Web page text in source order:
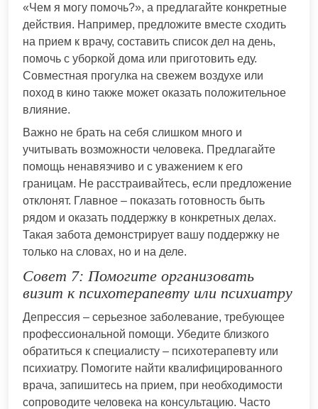
«Чем я могу помочь?», а предлагайте конкретные
действия. Например, предложите вместе сходить
на прием к врачу, составить список дел на день,
помочь с уборкой дома или приготовить еду.
Совместная прогулка на свежем воздухе или
поход в кино также может оказать положительное
влияние.
Важно не брать на себя слишком много и
учитывать возможности человека. Предлагайте
помощь ненавязчиво и с уважением к его
границам. Не расстраивайтесь, если предложение
отклонят. Главное – показать готовность быть
рядом и оказать поддержку в конкретных делах.
Такая забота демонстрирует вашу поддержку не
только на словах, но и на деле.
Совет 7: Помогите организовать
визит к психотерапевту или психиатру
Депрессия – серьезное заболевание, требующее
профессиональной помощи. Убедите близкого
обратиться к специалисту – психотерапевту или
психиатру. Помогите найти квалифицированного
врача, запишитесь на прием, при необходимости
сопроводите человека на консультацию. Часто